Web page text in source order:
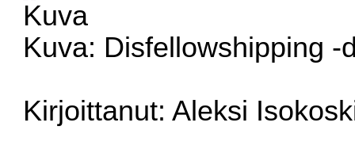
Kuva: Disfellowshipping
Kirjoittanut: Aleksi